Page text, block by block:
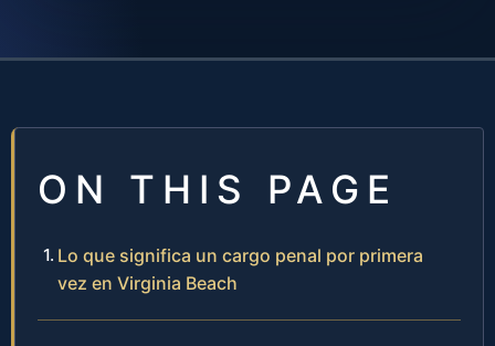
ON THIS PAGE
Lo que significa un cargo penal por primera
vez en Virginia Beach